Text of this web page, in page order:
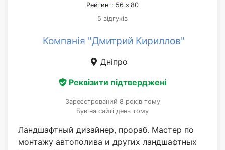
Рейтинг: 56 з 80
5 відгуків
Компанія "Дмитрий Кириллов"
Дніпро
Реквізити підтверджені
Зареєстрований 8 років тому
Був на сайті день тому
Ландшафтный дизайнер, прораб. Мастер по
монтажу автополива и других ландшафтных